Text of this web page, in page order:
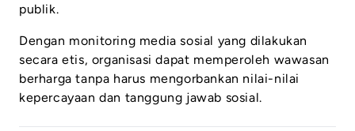
publik.
Dengan monitoring media sosial yang dilakukan
secara etis, organisasi dapat memperoleh wawasan
berharga tanpa harus mengorbankan nilai-nilai
kepercayaan dan tanggung jawab sosial.